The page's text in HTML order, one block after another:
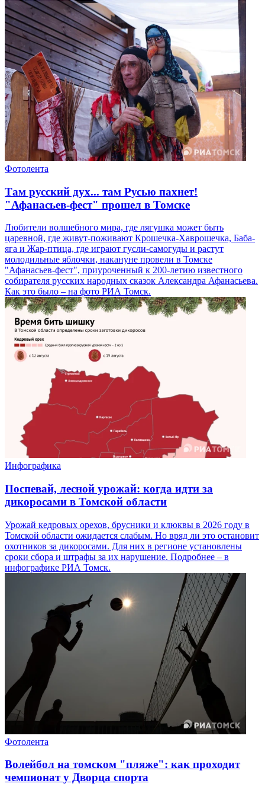
Фотолента
Там русский дух... там Русью пахнет!
"Афанасьев-фест" прошел в Томске
Любители волшебного мира, где лягушка может быть
царевной, где живут-поживают Крошечка-Хаврошечка, Баба-
яга и Жар-птица, где играют гусли-самогуды и растут
молодильные яблочки, накануне провели в Томске
"Афанасьев-фест", приуроченный к 200-летию известного
собирателя русских народных сказок Александра Афанасьева.
Как это было – на фото РИА Томск.
Инфографика
Поспевай, лесной урожай: когда идти за
дикоросами в Томской области
Урожай кедровых орехов, брусники и клюквы в 2026 году в
Томской области ожидается слабым. Но вряд ли это остановит
охотников за дикоросами. Для них в регионе установлены
сроки сбора и штрафы за их нарушение. Подробнее – в
инфографике РИА Томск.
Фотолента
Волейбол на томском "пляже": как проходит
чемпионат у Дворца спорта